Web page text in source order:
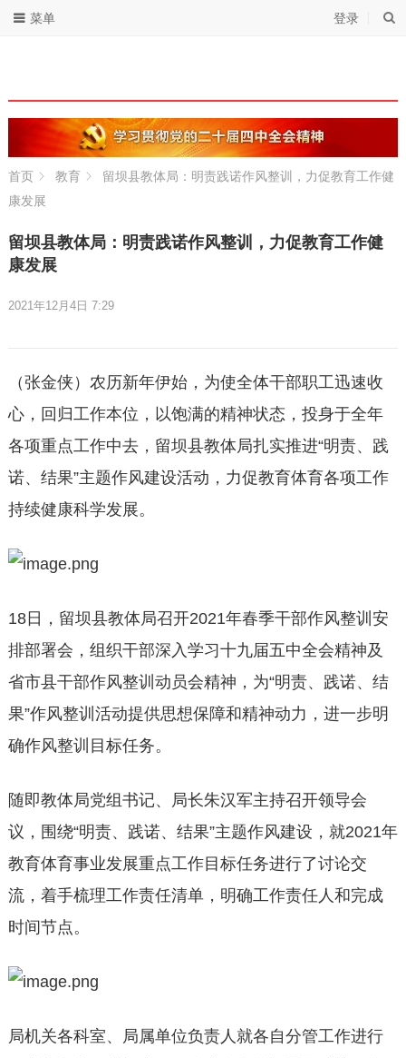
登录
菜单
首页 教育
留坝县教体局：明责践诺作风整训，力促教育工作健
康发展
留坝县教体局：明责践诺作风整训，力促教育工作健
康发展
2021年12月4日 7:29
（张金侠）农历新年伊始，为使全体干部职工迅速收
心，回归工作本位，以饱满的精神状态，投身于全年
各项重点工作中去，留坝县教体局扎实推进“明责、践
诺、结果”主题作风建设活动，力促教育体育各项工作
持续健康科学发展。
18日，留坝县教体局召开2021年春季干部作风整训安
排部署会，组织干部深入学习十九届五中全会精神及
省市县干部作风整训动员会精神，为“明责、践诺、结
果”作风整训活动提供思想保障和精神动力，进一步明
确作风整训目标任务。
随即教体局党组书记、局长朱汉军主持召开领导会
议，围绕“明责、践诺、结果”主题作风建设，就2021年
教育体育事业发展重点工作目标任务进行了讨论交
流，着手梳理工作责任清单，明确工作责任人和完成
时间节点。
局机关各科室、局属单位负责人就各自分管工作进行